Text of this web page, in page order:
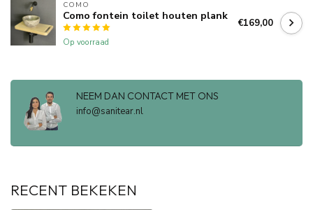
COMO
Como fontein toilet houten plank
Op voorraad
€169,00
NEEM DAN CONTACT MET ONS
info@sanitear.nl
RECENT BEKEKEN